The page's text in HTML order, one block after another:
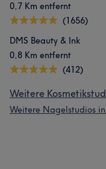
0,7 Km entfernt
(1656)
DMS Beauty & Ink
0,8 Km entfernt
(412)
Weitere
Weitere Nagelstudios